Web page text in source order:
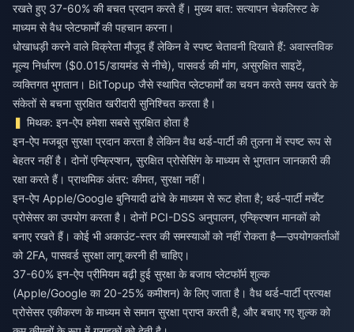
रखते हुए 37-60% की बचत प्रदान करते हैं। मुख्य बात: सत्यापन चेकलिस्ट के
माध्यम से वैध प्लेटफार्मों की पहचान करना।
धोखाधड़ी करने वाले विक्रेता मौजूद हैं लेकिन वे स्पष्ट चेतावनी दिखाते हैं: अवास्तविक
मूल्य निर्धारण ($0.015/डायमंड से नीचे), पासवर्ड की मांग, असुरक्षित साइटें,
व्यक्तिगत भुगतान। BitTopup जैसे स्थापित प्लेटफार्मों का चयन करते समय खतरे के
संकेतों से बचना सुरक्षित खरीदारी सुनिश्चित करता है।
मिथक: इन-ऐप हमेशा सबसे सुरक्षित होता है
इन-ऐप मजबूत सुरक्षा प्रदान करता है लेकिन वैध थर्ड-पार्टी की तुलना में स्पष्ट रूप से
बेहतर नहीं है। दोनों एन्क्रिप्शन, सुरक्षित प्रोसेसिंग के माध्यम से भुगतान जानकारी की
रक्षा करते हैं। प्राथमिक अंतर: कीमत, सुरक्षा नहीं।
इन-ऐप Apple/Google बुनियादी ढांचे के माध्यम से रूट होता है; थर्ड-पार्टी मर्चेंट
प्रोसेसर का उपयोग करता है। दोनों PCI-DSS अनुपालन, एन्क्रिप्शन मानकों को
बनाए रखते हैं। कोई भी अकाउंट-स्तर की समस्याओं को नहीं रोकता है—उपयोगकर्ताओं
को 2FA, पासवर्ड सुरक्षा लागू करनी ही चाहिए।
37-60% इन-ऐप प्रीमियम बढ़ी हुई सुरक्षा के बजाय प्लेटफॉर्म शुल्क
(Apple/Google का 20-25% कमीशन) के लिए जाता है। वैध थर्ड-पार्टी प्रत्यक्ष
प्रोसेसर एकीकरण के माध्यम से समान सुरक्षा प्राप्त करती है, और बचाए गए शुल्क को